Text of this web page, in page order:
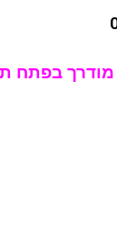
מודרך בפתח